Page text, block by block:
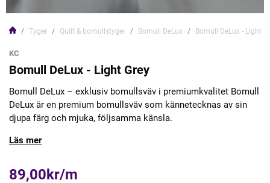
Tyger Quilt & bomullstyger Bomull DeLux Bomull DeLux - Light
KC
Bomull DeLux - Light Grey
Bomull DeLux – exklusiv bomullsväv i premiumkvalitet Bomull
DeLux är en premium bomullsväv som kännetecknas av sin
djupa färg och mjuka, följsamma känsla.
Läs mer
89,00kr/m